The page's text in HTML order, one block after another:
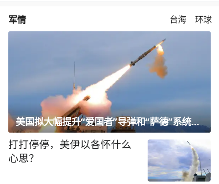
军情 台海 环球
美国拟大幅提升“爱国者”导弹和“萨德”系统产能
打打停停，美伊以各怀什么
心思？